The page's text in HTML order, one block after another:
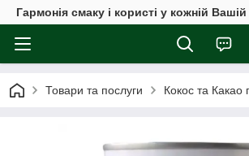
Гармонія смаку і користі у кожній Вашій
Товари та послуги Кокос та Какао